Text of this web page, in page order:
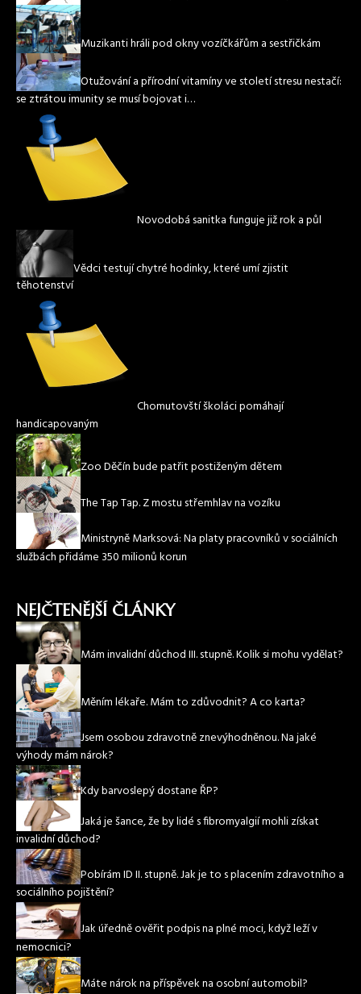
Muzikanti hráli pod okny vozíčkářům a sestřičkám
Otužování a přírodní vitamíny ve století stresu nestačí:
se ztrátou imunity se musí bojovat i…
Novodobá sanitka funguje již rok a půl
Vědci testují chytré hodinky, které umí zjistit
těhotenství
Chomutovští školáci pomáhají
handicapovaným
Zoo Děčín bude patřit postiženým dětem
The Tap Tap. Z mostu střemhlav na vozíku
Ministryně Marksová: Na platy pracovníků v sociálních
službách přidáme 350 milionů korun
NEJČTENĚJŠÍ ČLÁNKY
Mám invalidní důchod III. stupně. Kolik si mohu vydělat?
Měním lékaře. Mám to zdůvodnit? A co karta?
Jsem osobou zdravotně znevýhodněnou. Na jaké
výhody mám nárok?
Kdy barvoslepý dostane ŘP?
Jaká je šance, že by lidé s fibromyalgií mohli získat
invalidní důchod?
Pobírám ID II. stupně. Jak je to s placením zdravotního a
sociálního pojištění?
Jak úředně ověřit podpis na plné moci, když leží v
nemocnici?
Máte nárok na příspěvek na osobní automobil?